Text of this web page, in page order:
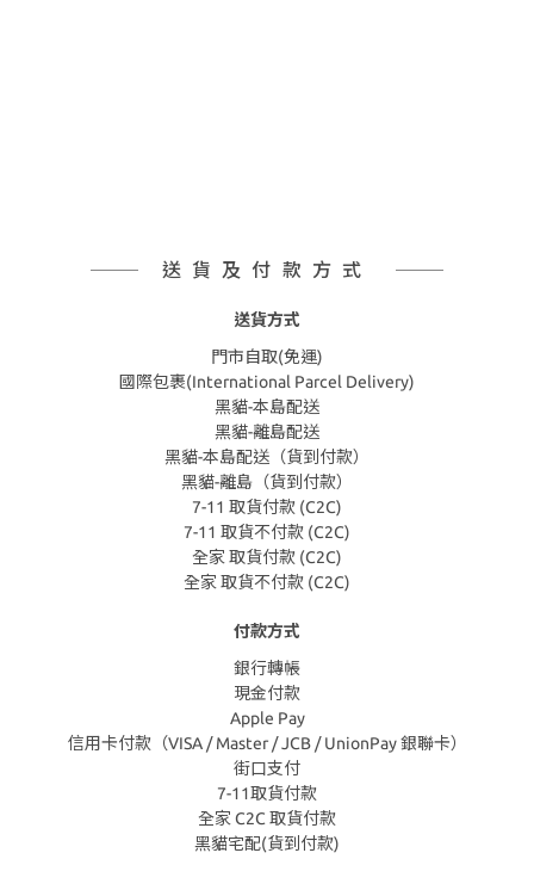
送貨及付款方式
送貨方式
門市自取(免運)
國際包裹(International Parcel Delivery)
黑貓-本島配送
黑貓-離島配送
黑貓-本島配送（貨到付款）
黑貓-離島（貨到付款）
7-11 取貨付款 (C2C)
7-11 取貨不付款 (C2C)
全家 取貨付款 (C2C)
全家 取貨不付款 (C2C)
付款方式
銀行轉帳
現金付款
Apple Pay
信用卡付款（VISA / Master / JCB / UnionPay 銀聯卡）
街口支付
7-11取貨付款
全家 C2C 取貨付款
黑貓宅配(貨到付款)